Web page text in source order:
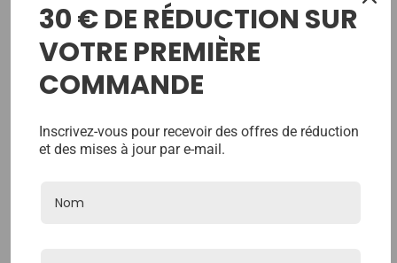
43,80€
7,20€
30 € DE RÉDUCTION SUR
VOTRE PREMIÈRE
COMMANDE
Inscrivez-vous pour recevoir des offres de réduction
et des mises à jour par e-mail.